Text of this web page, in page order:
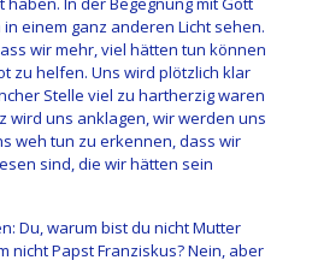
einem ganz anderen Licht sehen.
wir mehr, viel hätten tun können
zu helfen. Uns wird plötzlich klar
Stelle viel zu hartherzig waren
wird uns anklagen, wir werden uns
weh tun zu erkennen, dass wir
sind, die wir hätten sein
Du, warum bist du nicht Mutter
nicht Papst Franziskus? Nein, aber